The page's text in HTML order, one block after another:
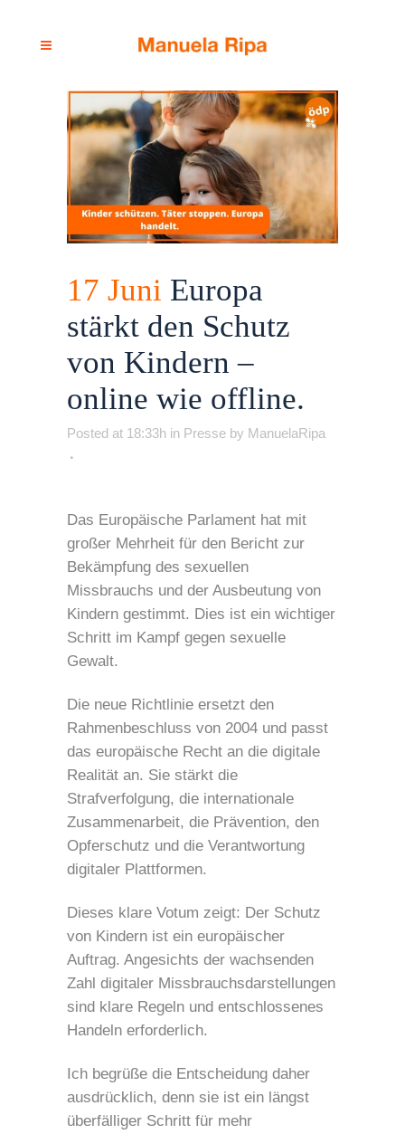
17 Juni Europa
stärkt den Schutz
von Kindern –
online wie offline.
Posted at 18:33h in Presse by ManuelaRipa
Das Europäische Parlament hat mit
großer Mehrheit für den Bericht zur
Bekämpfung des sexuellen
Missbrauchs und der Ausbeutung von
Kindern gestimmt. Dies ist ein wichtiger
Schritt im Kampf gegen sexuelle
Gewalt.
Die neue Richtlinie ersetzt den
Rahmenbeschluss von 2004 und passt
das europäische Recht an die digitale
Realität an. Sie stärkt die
Strafverfolgung, die internationale
Zusammenarbeit, die Prävention, den
Opferschutz und die Verantwortung
digitaler Plattformen.
Dieses klare Votum zeigt: Der Schutz
von Kindern ist ein europäischer
Auftrag. Angesichts der wachsenden
Zahl digitaler Missbrauchsdarstellungen
sind klare Regeln und entschlossenes
Handeln erforderlich.
Ich begrüße die Entscheidung daher
ausdrücklich, denn sie ist ein längst
überfälliger Schritt für mehr